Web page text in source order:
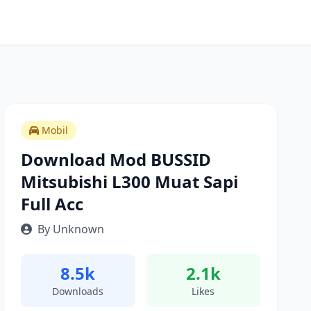
Mobil
Download Mod BUSSID
Mitsubishi L300 Muat Sapi
Full Acc
By Unknown
8.5k
Downloads
2.1k
Likes